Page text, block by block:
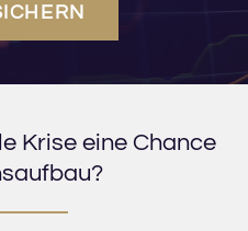
Krise eine Chance